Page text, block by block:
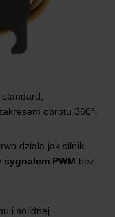
obrotu 360°.
działa jak silnik
sygnałem PWM bez
i solidnej